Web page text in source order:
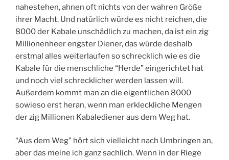
nahestehen, ahnen oft nichts von der wahren Größe
ihrer Macht. Und natürlich würde es nicht reichen, die
8000 der Kabale unschädlich zu machen, da ist ein zig
Millionenheer engster Diener, das würde deshalb
erstmal alles weiterlaufen so schrecklich wie es die
Kabale für die menschliche “Herde” eingerichtet hat
und noch viel schrecklicher werden lassen will.
Außerdem kommt man an die eigentlichen 8000
sowieso erst heran, wenn man erkleckliche Mengen
der zig Millionen Kabalediener aus dem Weg hat.
“Aus dem Weg” hört sich vielleicht nach Umbringen an,
aber das meine ich ganz sachlich. Wenn in der Riege